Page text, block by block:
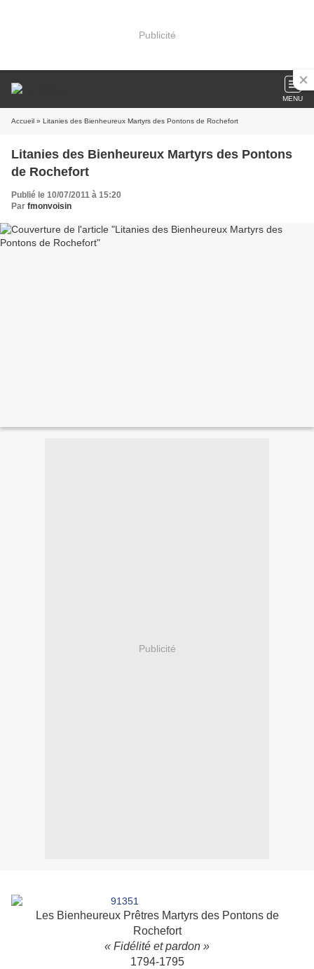
Publicité
MENU
Accueil » Litanies des Bienheureux Martyrs des Pontons de Rochefort
Litanies des Bienheureux Martyrs des Pontons
de Rochefort
Publié le 10/07/2011 à 15:20
Par fmonvoisin
Publicité
Les Bienheureux Prêtres Martyrs des Pontons de
Rochefort
« Fidélité et pardon »
1794-1795